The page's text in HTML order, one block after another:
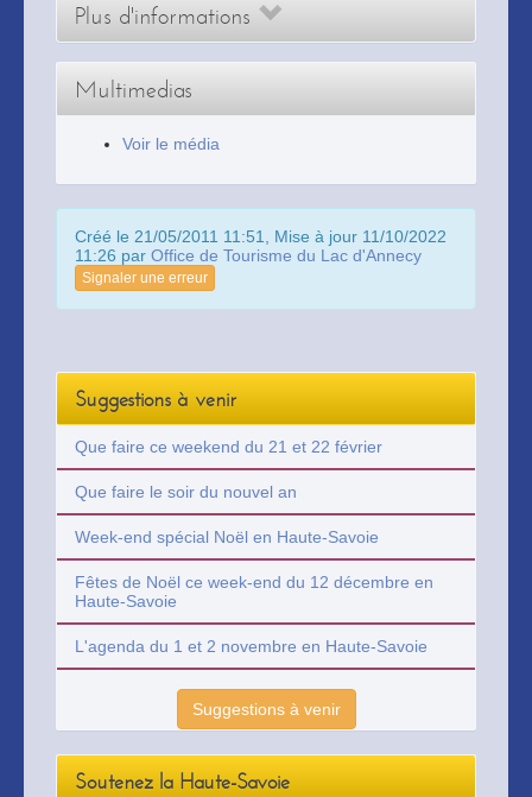
Plus d'informations
Multimedias
Voir le média
Créé le 21/05/2011 11:51, Mise à jour 11/10/2022
11:26 par Office de Tourisme du Lac d'Annecy
Signaler une erreur
Suggestions à venir
Que faire ce weekend du 21 et 22 février
Que faire le soir du nouvel an
Week-end spécial Noël en Haute-Savoie
Fêtes de Noël ce week-end du 12 décembre en
Haute-Savoie
L'agenda du 1 et 2 novembre en Haute-Savoie
Suggestions à venir
Soutenez la Haute-Savoie